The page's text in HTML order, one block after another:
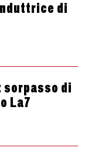
di
sorpasso di
La7